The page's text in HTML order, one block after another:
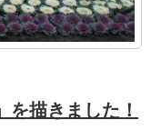
描きました！